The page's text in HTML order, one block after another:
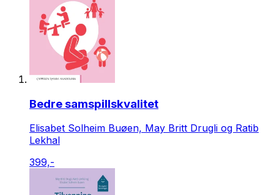
Bedre samspillskvalitet
Elisabet Solheim Buøen, May Britt Drugli og Ratib
Lekhal
399,-